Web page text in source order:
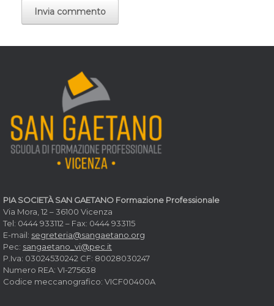
PIA SOCIETÀ SAN GAETANO Formazione Professionale
Via Mora, 12 – 36100 Vicenza
Tel: 0444 933112 – Fax: 0444 933115
E-mail: segreteria@sangaetano.org
Pec: sangaetano_vi@pec.it
P.Iva: 03024530242 CF: 80028030247
Numero REA: VI-275638
Codice meccanografico: VICF00400A